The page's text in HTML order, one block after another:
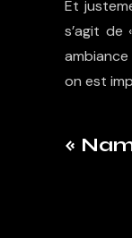
Et
s’agit de
on est
«